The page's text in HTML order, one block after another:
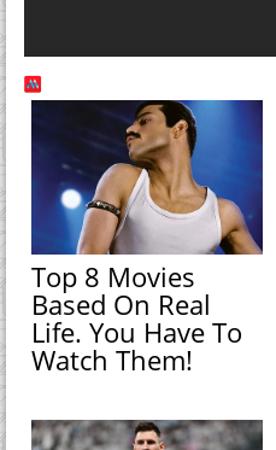
Top 8 Movies
Based On Real
Life. You Have To
Watch Them!